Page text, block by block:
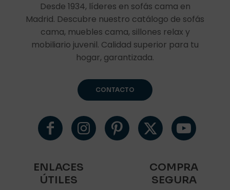
Desde 1934, líderes en sofás cama en
Madrid. Descubre nuestro catálogo de sofás
cama, muebles cama, sillones relax y
mobiliario juvenil. Calidad superior para tu
hogar, garantizada.
CONTACTO
ENLACES
ÚTILES
COMPRA
SEGURA